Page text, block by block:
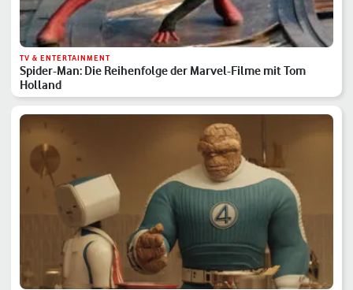
TV & ENTERTAINMENT
Spider-Man: Die Reihenfolge der Marvel-Filme mit Tom
Holland